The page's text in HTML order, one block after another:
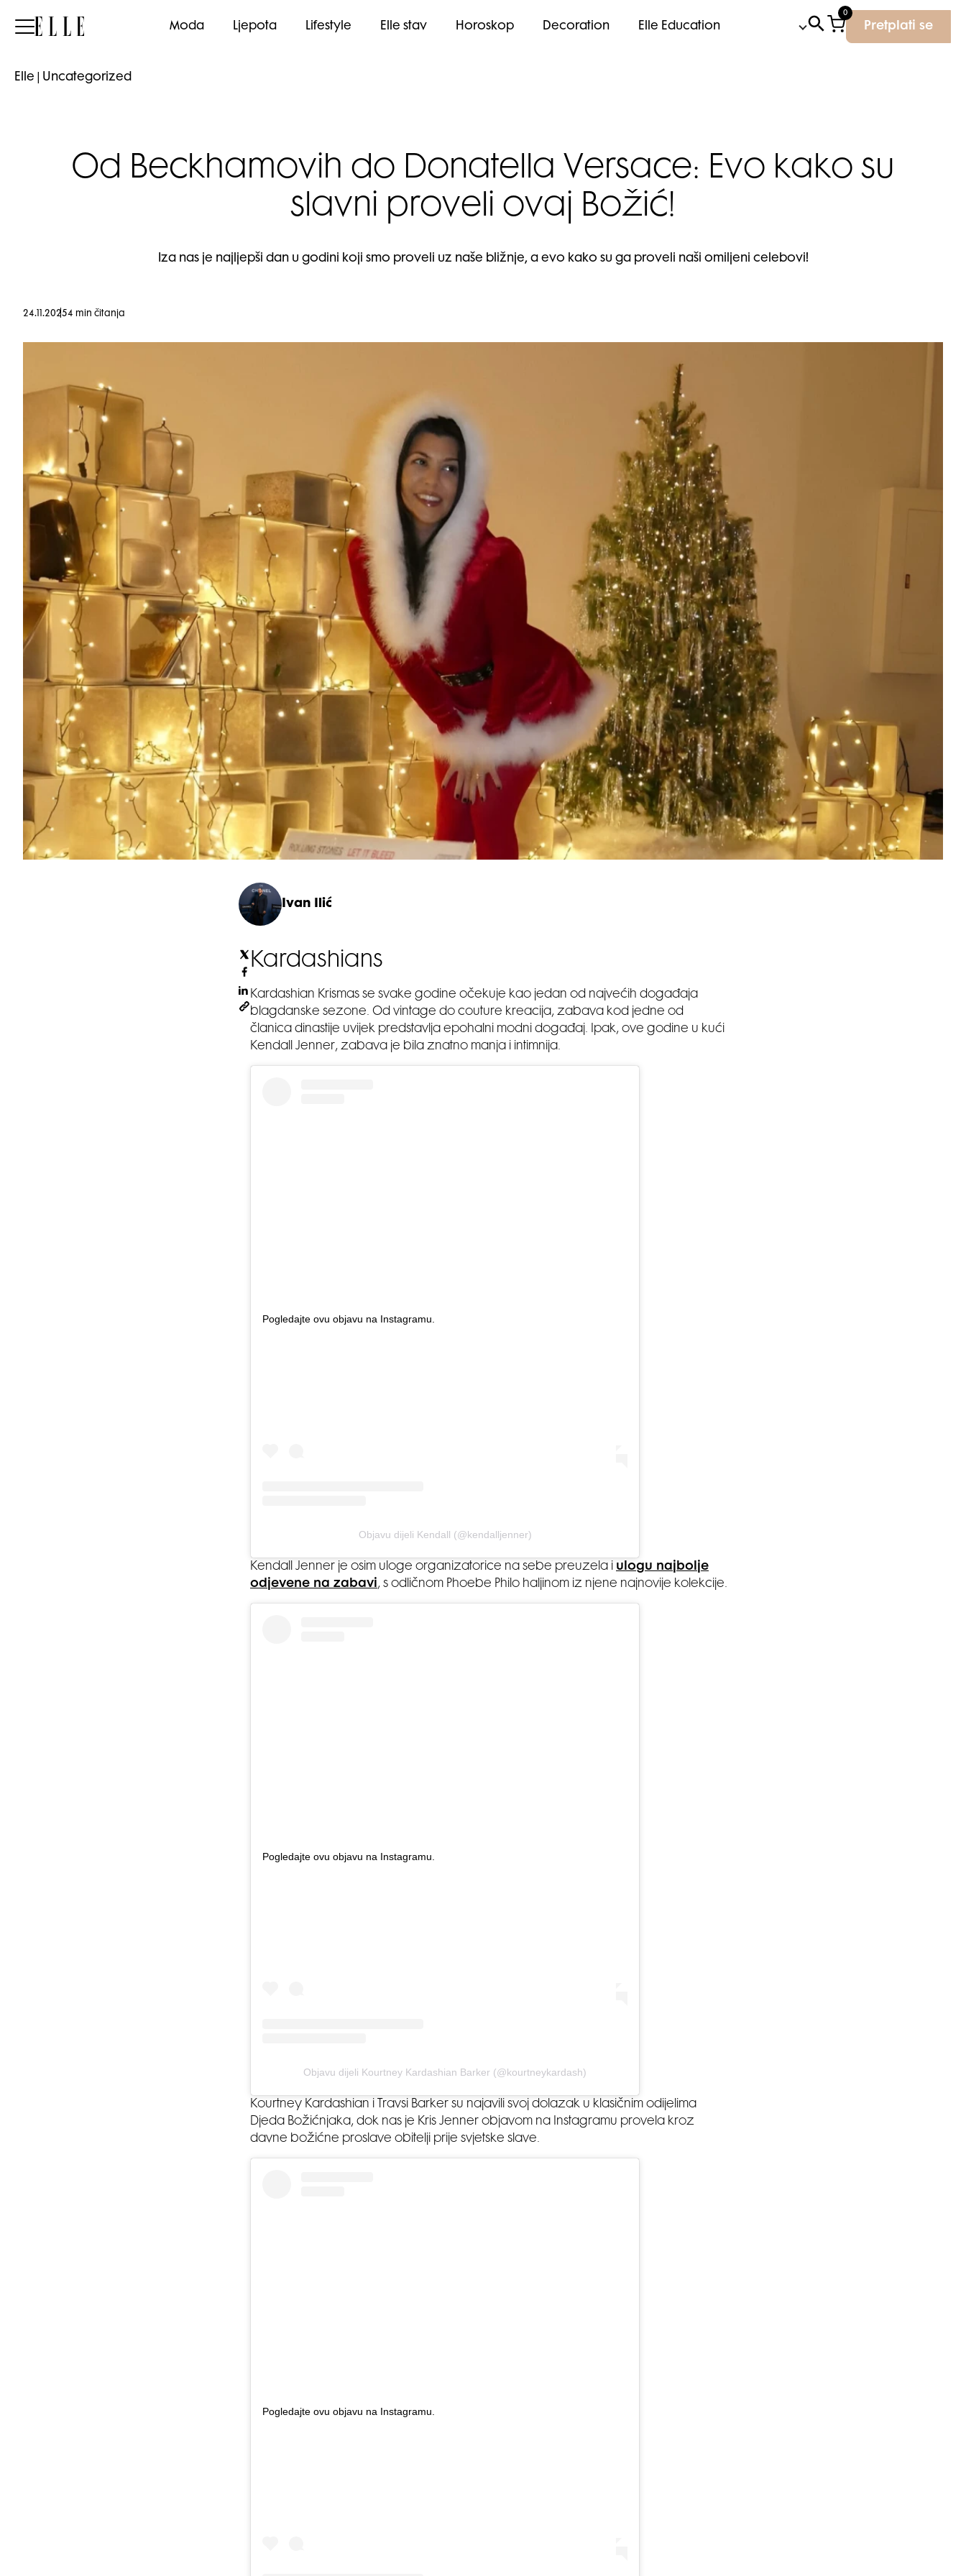
Elle Moda Ljepota Lifestyle Elle stav Horoskop Decoration Elle Education
0
Pretplati se
Elle Uncategorized
Od Beckhamovih do Donatella Versace: Evo kako su
slavni proveli ovaj Božić!
Iza nas je najljepši dan u godini koji smo proveli uz naše bližnje, a evo kako su ga proveli naši omiljeni celebovi!
24.11.20254 min čitanja
Ivan Ilić
Kardashians
Kardashian Krismas se svake godine očekuje kao jedan od najvećih događaja
blagdanske sezone. Od vintage do couture kreacija, zabava kod jedne od
članica dinastije uvijek predstavlja epohalni modni događaj. Ipak, ove godine u kući
Kendall Jenner, zabava je bila znatno manja i intimnija.
Pogledajte ovu objavu na Instagramu.
Objavu dijeli Kendall (@kendalljenner)
Kendall Jenner je osim uloge organizatorice na sebe preuzela i ulogu najbolje
odjevene na zabavi , s odličnom Phoebe Philo haljinom iz njene najnovije kolekcije.
Pogledajte ovu objavu na Instagramu.
Objavu dijeli Kourtney Kardashian Barker (@kourtneykardash)
Kourtney Kardashian i Travsi Barker su najavili svoj dolazak u klasičnim odijelima
Djeda Božićnjaka, dok nas je Kris Jenner objavom na Instagramu provela kroz
davne božićne proslave obitelji prije svjetske slave.
Pogledajte ovu objavu na Instagramu.